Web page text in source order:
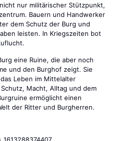
nur militärischer Stützpunkt,
Bauern und Handwerker
dem Schutz der Burg und
leisten. In Kriegszeiten bot
eine Ruine, die aber noch
und den Burghof zeigt. Sie
Leben im Mittelalter
Macht, Alltag und dem
ermöglicht einen
der Ritter und Burgherren.